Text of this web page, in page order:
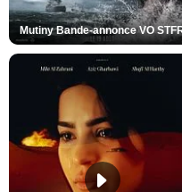
Mutiny Bande-annonce VO